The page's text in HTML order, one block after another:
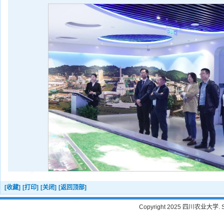
[收藏] [打印] [关闭] [返回顶部]
Copyright 2025 四川农业大学.